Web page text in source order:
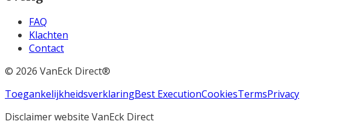
FAQ
Klachten
Contact
© 2026 VanEck Direct®
ToegankelijkheidsverklaringBest ExecutionCookiesTermsPrivacy
Disclaimer website VanEck Direct